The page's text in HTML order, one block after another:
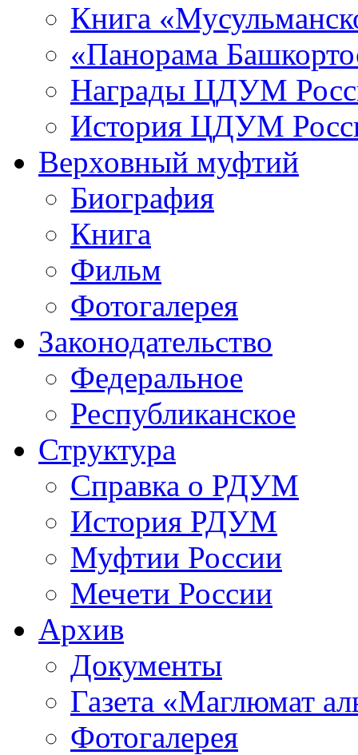
Книга
«Панорама
Награды ЦДУМ
История ЦДУМ
Верховный муфтий
Биография
Книга
Фильм
Фотогалерея
Законодательство
Федеральное
Республиканское
Структура
Справка о РДУМ
История РДУМ
Муфтии России
Мечети России
Архив
Документы
Газета «Маглюмат
Фотогалерея